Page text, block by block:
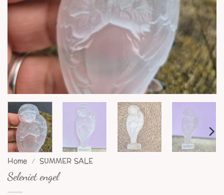
Home / SUMMER SALE
Seleniet engel